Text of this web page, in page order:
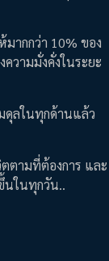
ากกว่า 10% ของ
ความมั่งคั่งในระยะ
ดุลในทุกด้านแล้ว
ตามที่ต้องการ และ
นในทุกวัน..